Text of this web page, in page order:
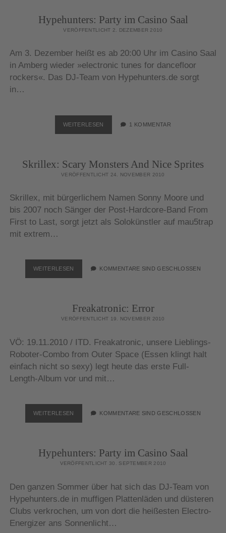
Hypehunters: Party im Casino Saal
VERÖFFENTLICHT 2. DEZEMBER 2010
Am 3. Dezember heißt es ab 20:00 Uhr im Casino Saal
in Amberg wieder »electronic tunes for dancefloor
rockers«. Das DJ-Team von Hypehunters.de sorgt
in…
WEITERLESEN HYPEHUNTERS:
PARTY
SAAL
1 KOMMENTAR
Skrillex: Scary Monsters And Nice Sprites
VERÖFFENTLICHT 24. NOVEMBER 2010
Skrillex, mit bürgerlichem Namen Sonny Moore und
bis 2007 noch Sänger der Post-Hardcore-Band From
First to Last, sorgt jetzt als Solokünstler auf mau5trap
mit extrem…
WEITERLESEN
SKRILLEX:
SCARY
NICE
SPRITES
KOMMENTARE SIND GESCHLOSSEN
Freakatronic: Error
VERÖFFENTLICHT 19. NOVEMBER 2010
VÖ: 19.11.2010 / ITD. Freakatronic, unsere Lieblings-
Roboter-Combo from Outer Space (Essen klingt halt
einfach nicht so sexy) legt heute das erste Full-
Length-Album vor und mit…
WEITERLESEN FREAKATRONIC:
ERROR
KOMMENTARE SIND GESCHLOSSEN
Hypehunters: Party im Casino Saal
VERÖFFENTLICHT 30. SEPTEMBER 2010
Den ganzen Sommer über hat sich das DJ-Team von
Hypehunters.de in muffigen Plattenläden und düsteren
Clubs verkrochen, um von dort die heißesten Electro-
Energizer ans Sonnenlicht…